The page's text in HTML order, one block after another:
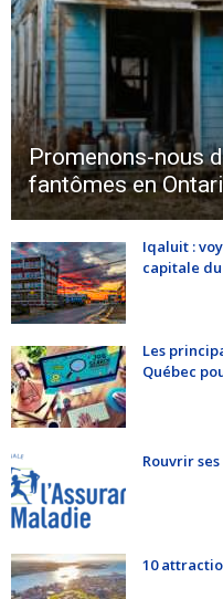
Promenons-nous
fantômes en
Iqaluit :
capitale
Les
Québec
Rouvrir
10